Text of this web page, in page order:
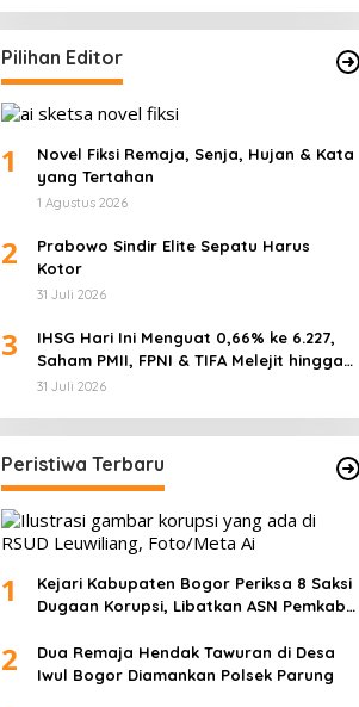
Pilihan Editor
1
Novel Fiksi Remaja, Senja, Hujan & Kata
yang Tertahan
1 Agustus 2026
2
Prabowo Sindir Elite Sepatu Harus
Kotor
31 Juli 2026
3
IHSG Hari Ini Menguat 0,66% ke 6.227,
Saham PMII, FPNI & TIFA Melejit hingga
28%! Ini Daftar Saham Paling Cuan &
31 Juli 2026
Peristiwa Terbaru
1
Kejari Kabupaten Bogor Periksa 8 Saksi
Dugaan Korupsi, Libatkan ASN Pemkab
2
Dua Remaja Hendak Tawuran di Desa
Iwul Bogor Diamankan Polsek Parung